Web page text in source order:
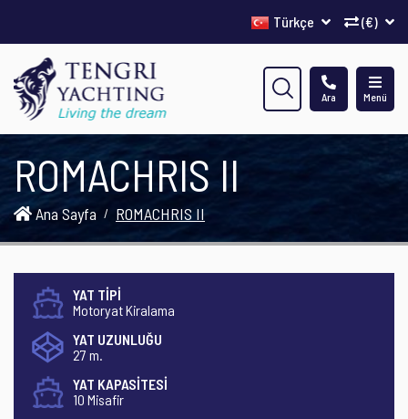
(€)
Türkçe
Menü
Ara
ROMACHRIS II
Ana Sayfa ROMACHRIS II
YAT TİPİ
Motoryat Kiralama
YAT UZUNLUĞU
27 m.
YAT KAPASİTESİ
10 Misafir